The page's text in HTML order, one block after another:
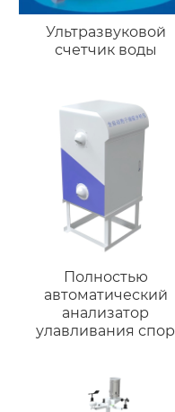
Ультразвуковой
счетчик воды
Полностью
автоматический
анализатор
улавливания спор